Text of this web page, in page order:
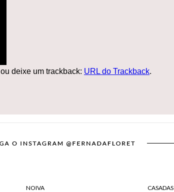
ou deixe um trackback: URL do Trackback.
NOIVA CASADAS